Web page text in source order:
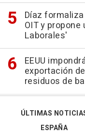
Díaz
OIT y
Laborales'
EEUU
exportación
residuos de
ÚLTIMAS
ESPAÑA